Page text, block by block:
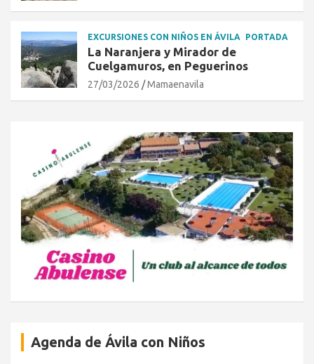
EXCURSIONES CON NIÑOS EN ÁVILA PORTADA
La Naranjera y Mirador de
Cuelgamuros, en Peguerinos
27/03/2026 Mamaenavila
Agenda de Ávila con Niños